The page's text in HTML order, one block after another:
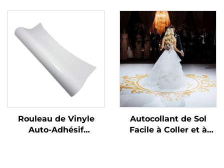
Graphiques Décalques
pour Fenêtres en
Vinyle Perforé
Rouleau de Vinyle
Auto-Adhésif
Autocollant de Sol
Facile à Coller et à